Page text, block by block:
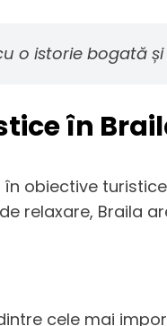
o istorie bogată
în
obiective
relaxare, Braila
cele mai